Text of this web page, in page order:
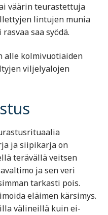
väärin teurastettuja
lintujen munia
saa syödä.
alle kolmivuotiaiden
viljelyalojen
ja siipikarja on
terävällä veitsen
ja sen veri
tarkasti pois.
eläimen kärsimys.
välineillä kuin ei-